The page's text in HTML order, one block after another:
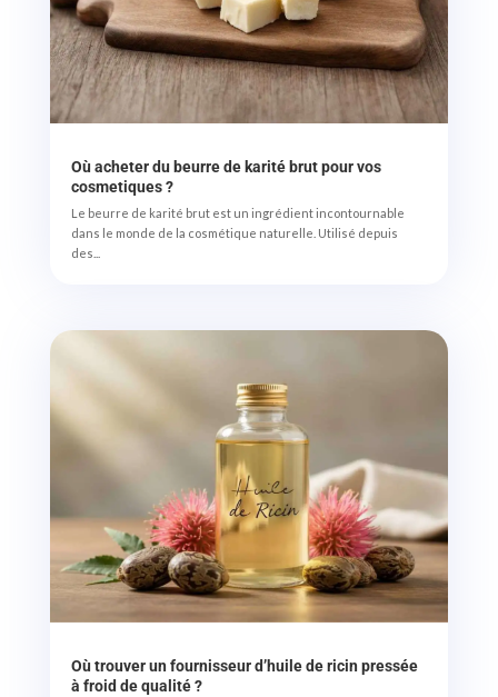
Où acheter du beurre de karité brut pour vos
cosmetiques ?
Le beurre de karité brut est un ingrédient incontournable
dans le monde de la cosmétique naturelle. Utilisé depuis
des...
Où trouver un fournisseur d’huile de ricin pressée
à froid de qualité ?